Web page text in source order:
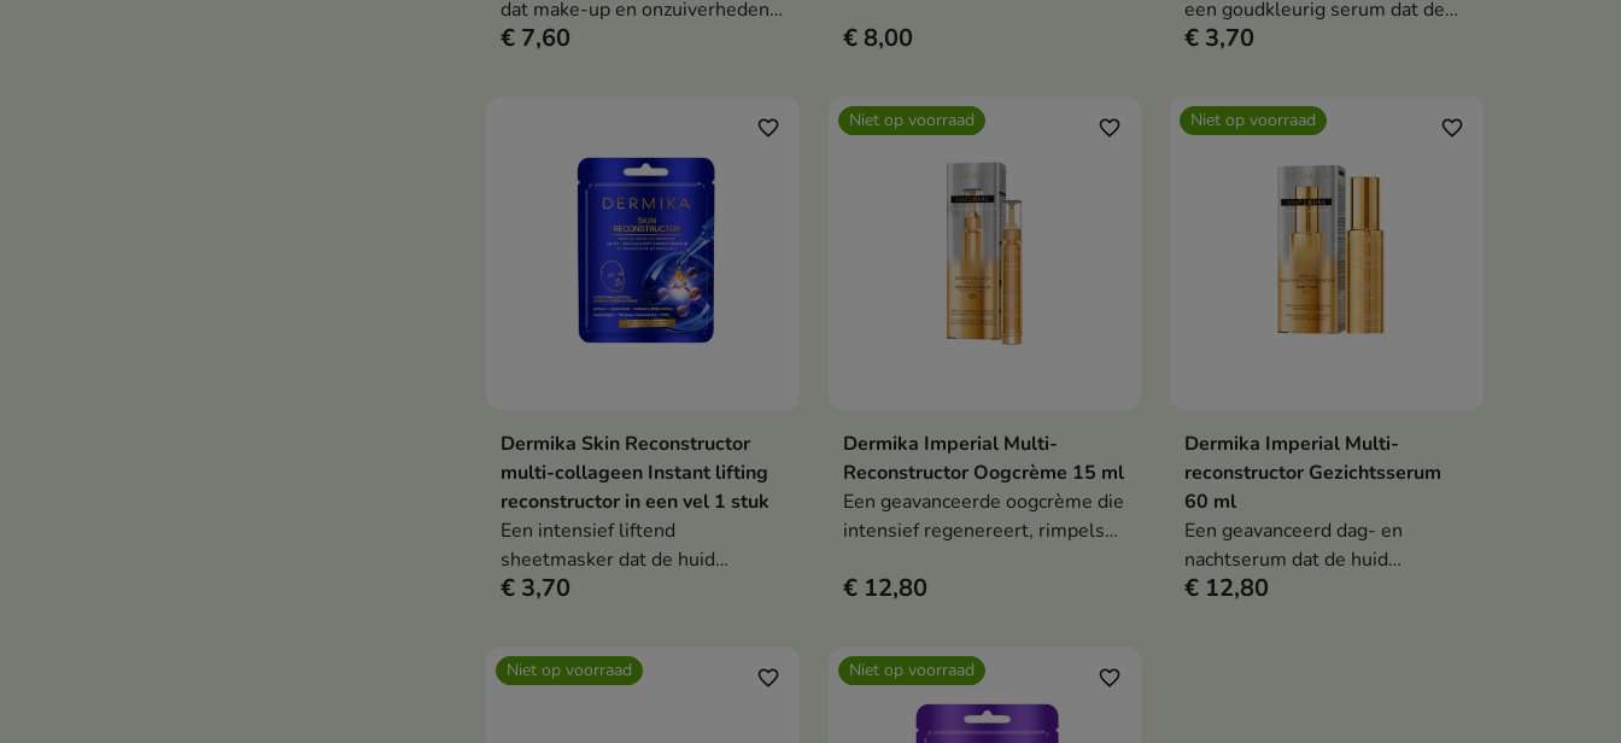
dat make-up en onzuiverheden
effectief verwijdert, de huid
€ 7,60
versterkt, waardoor de huid
€ 8,00
een goudkleurig serum dat de
huid intensief hydrateert,
wordt hersteld.
€ 3,70
In winkelwagen
favorite_border
Dermika Skin Reconstructor
multi-collageen Instant lifting
reconstructor in een vel 1 stuk
Een intensief liftend
sheetmasker dat de huid
zichtbaar gladder, steviger en
€ 3,70
Niet op voorraad
Bekijk details
favorite_border
Dermika Imperial Multi-
Reconstructor Oogcrème 15 ml
Een geavanceerde oogcrème die
intensief regenereert, rimpels
en wallen vermindert.
€ 12,80
Niet op voorraad
Bekijk details
favorite_border
Dermika Imperial Multi-
reconstructor Gezichtsserum
60 ml
Een geavanceerd dag- en
nachtserum dat de huid
intensief regenereert, de
€ 12,80
Niet op voorraad favorite_border Niet op voorraad favorite_border